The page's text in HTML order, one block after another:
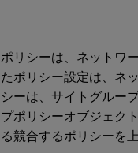
ポリシーは、ネットワ
たポリシー設定は、ネ
シーは、サイトグルー
プポリシーオブジェク
る競合するポリシーを